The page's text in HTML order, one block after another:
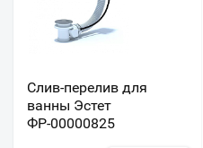
Слив-перелив для
ванны Эстет
ФР-00000825